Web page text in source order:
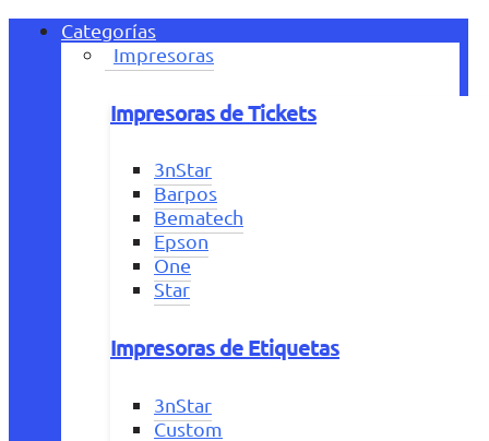
Categorías
Impresoras
Impresoras de Tickets
3nStar
Barpos
Bematech
Epson
One
Star
Impresoras de Etiquetas
3nStar
Custom